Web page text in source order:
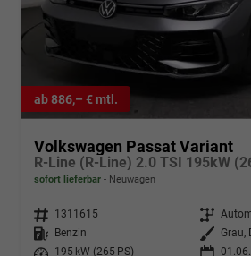
ab 886,– € mtl.
Volkswagen Passat Variant
sofort lieferbar Neuwagen
Fahrzeugnr. 1311615 Getriebe
Kraftstoff
Benzin Außenfarbe
Leistung
195 kW (265 PS)